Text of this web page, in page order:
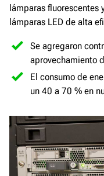
lámparas fluorescentes
lámparas LED de alta
Se agregaron
aprovechamiento
El consumo de
un 40 a 70 % en